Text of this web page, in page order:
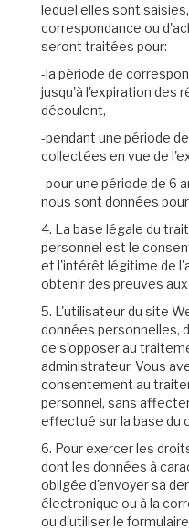
lequel elles sont
correspondance ou
seront traitées pour:
-la période de
jusqu'à l'expiration des
découlent,
-pendant une période
collectées en vue de
-pour une période de 6
nous sont données
4. La base légale du
personnel est le
et l'intérêt légitime de
obtenir des preuves
5. L'utilisateur du site
données personnelles,
de s'opposer au
administrateur. Vous
consentement au
personnel, sans
effectué sur la base du
6. Pour exercer les
dont les données à
obligée d'envoyer sa
électronique ou à la
ou d'utiliser le